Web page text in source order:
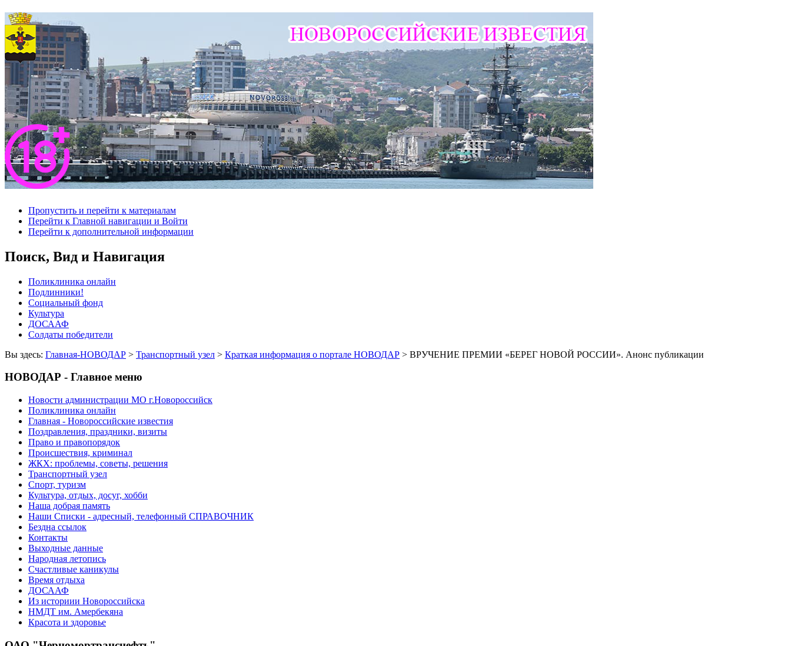
Пропустить и перейти к материалам
Перейти к Главной навигации и Войти
Перейти к дополнительной информации
Поиск, Вид и Навигация
Поликлиника онлайн
Подлинники!
Социальный фонд
Культура
ДОСААФ
Солдаты победители
Вы здесь: Главная-НОВОДАР > Транспортный узел > Краткая информация о портале НОВОДАР > ВРУЧЕНИЕ ПРЕМИИ «БЕРЕГ НОВОЙ РОССИИ». Анонс публикации
НОВОДАР - Главное меню
Новости администрации МО г.Новороссийск
Поликлиника онлайн
Главная - Новороссийские известия
Поздравления, праздники, визиты
Право и правопорядок
Происшествия, криминал
ЖКХ: проблемы, советы, решения
Транспортный узел
Спорт, туризм
Культура, отдых, досуг, хобби
Наша добрая память
Наши Списки - адресный, телефонный СПРАВОЧНИК
Бездна ссылок
Контакты
Выходные данные
Народная летопись
Счастливые каникулы
Время отдыха
ДОСААФ
Из историии Новороссийска
НМДТ им. Амербекяна
Красота и здоровье